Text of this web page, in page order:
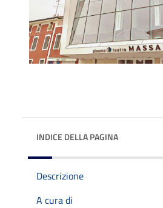
INDICE DELLA PAGINA
Descrizione
A cura di